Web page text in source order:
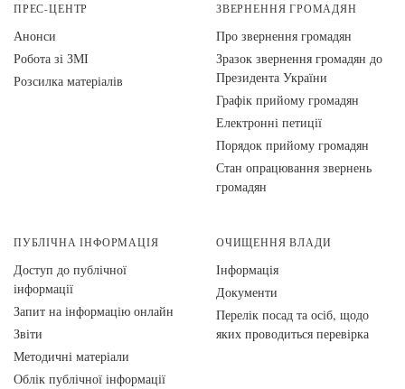
ПРЕС-ЦЕНТР
Анонси
Робота зі ЗМІ
Розсилка матеріалів
ЗВЕРНЕННЯ ГРОМАДЯН
Про звернення громадян
Зразок звернення громадян до
Президента України
Графік прийому громадян
Електронні петиції
Порядок прийому громадян
Стан опрацювання звернень
громадян
ПУБЛІЧНА ІНФОРМАЦІЯ
Доступ до публічної
інформації
Запит на інформацію онлайн
Звіти
Методичні матеріали
Облік публічної інформації
ОЧИЩЕННЯ ВЛАДИ
Інформація
Документи
Перелік посад та осіб, щодо
яких проводиться перевірка